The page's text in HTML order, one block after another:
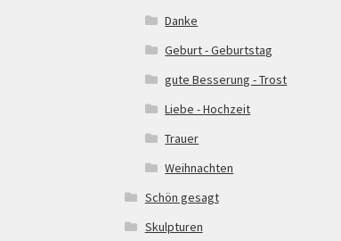
Danke
Geburt - Geburtstag
gute Besserung - Trost
Liebe - Hochzeit
Trauer
Weihnachten
Schön gesagt
Skulpturen